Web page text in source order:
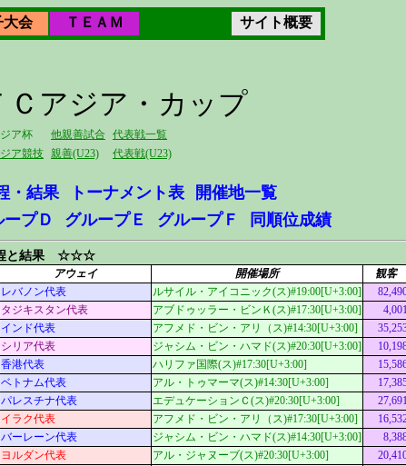
大会 ＴＥＡＭ
サイト概要
Ｃアジア・カップ
ア杯 他親善試合
代表戦一覧
ア競技 親善(U23) 代表戦(U23)
・結果 トーナメント表
開催地一覧
ープＤ グループＥ グループＦ 同順位成績
結果 ☆☆☆
アウェイ 開催場所 観客
レバノン代表 ルサイル・アイコニック(ス)#19:00[U+3:00]
タジキスタン代表 アブドゥッラー・ビンＫ(ス)#17:30[U+3:00] 4,001
インド代表 アフメド・ビン・アリ（ス)#14:30[U+3:00]
シリア代表 ジャシム・ビン・ハマド(ス)#20:30[U+3:00]
香港代表 ハリファ国際(ス)#17:30[U+3:00]
ベトナム代表 アル・トゥマーマ(ス)#14:30[U+3:00]
パレスチナ代表 エデュケーションＣ(ス)#20:30[U+3:00]
27,691
イラク代表 アフメド・ビン・アリ（ス)#17:30[U+3:00]
バーレーン代表 ジャシム・ビン・ハマド(ス)#14:30[U+3:00]
ヨルダン代表 アル・ジャヌーブ(ス)#20:30[U+3:00]